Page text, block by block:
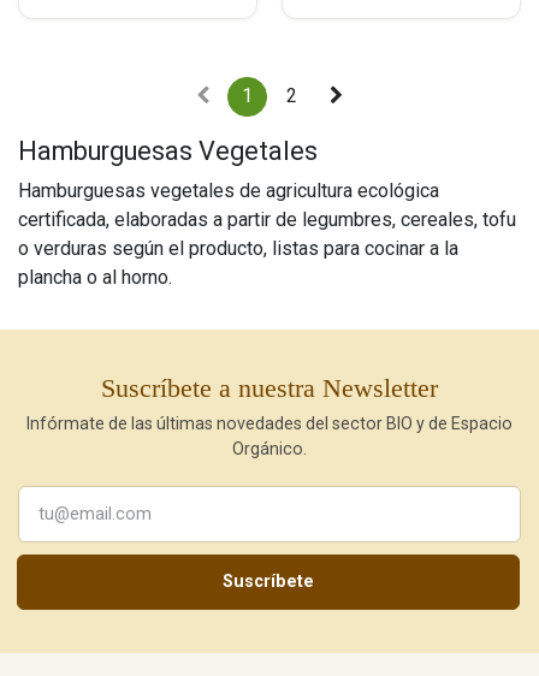
1 2
Hamburguesas Vegetales
Hamburguesas vegetales de agricultura ecológica
certificada, elaboradas a partir de legumbres, cereales, tofu
o verduras según el producto, listas para cocinar a la
plancha o al horno.
Suscríbete a nuestra Newsletter
Infórmate de las últimas novedades del sector BIO y de Espacio
Orgánico.
Suscríbete